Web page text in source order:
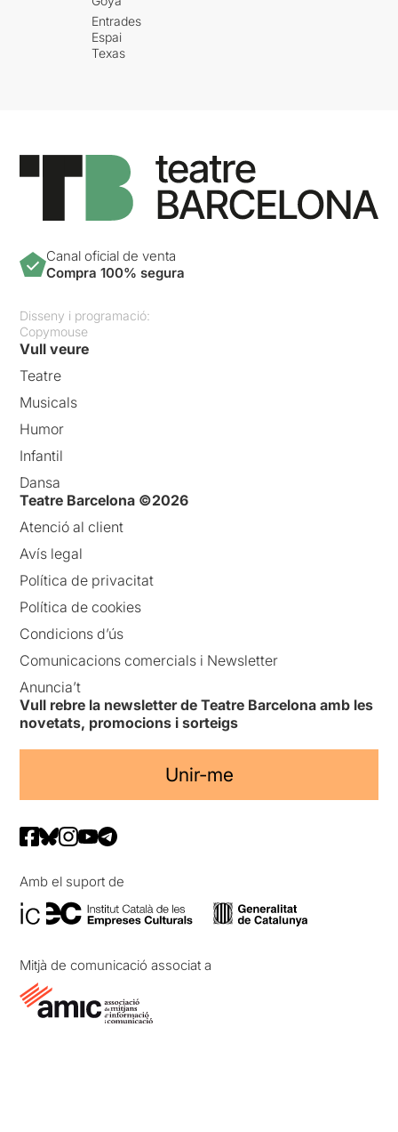
Entrades
Espai
Texas
Canal oficial de venta
Compra 100% segura
Disseny i programació:
Copymouse
Vull veure
Teatre
Musicals
Humor
Infantil
Dansa
Teatre Barcelona ©2026
Atenció al client
Avís legal
Política de privacitat
Política de cookies
Condicions d’ús
Comunicacions comercials i Newsletter
Anuncia’t
Vull rebre la newsletter de Teatre Barcelona amb les
novetats, promocions i sorteigs
Unir-me
Amb el suport de
Mitjà de comunicació associat a